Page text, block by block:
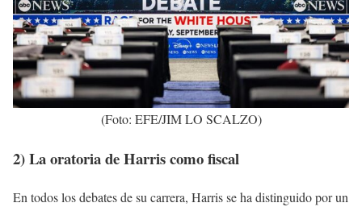
(Foto: EFE/JIM LO SCALZO)
2) La oratoria de Harris como fiscal
En todos los debates de su carrera, Harris se ha distinguido por un